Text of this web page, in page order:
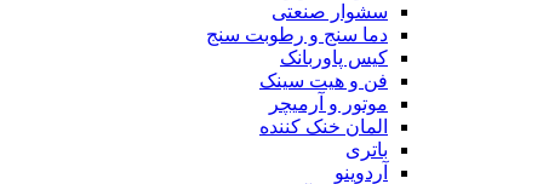
سشوار صنعتی
دما سنج و رطوبت سنج
کیس پاوربانک
فن و هیت سینک
موتور و آرمیچر
المان خنک کننده
باتری
آردوینو